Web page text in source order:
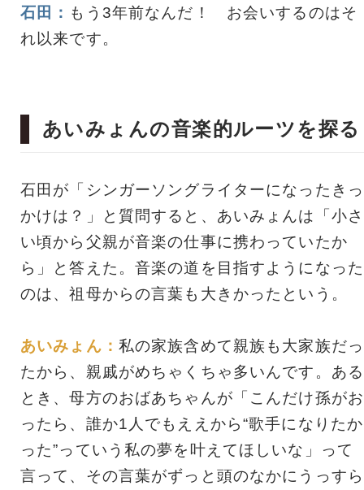
石田： もう3年前なんだ！ お会いするのはそ
れ以来です。
あいみょんの音楽的ルーツを探る
石田が「シンガーソングライターになったきっ
かけは？」と質問すると、あいみょんは「小さ
い頃から父親が音楽の仕事に携わっていたか
ら」と答えた。音楽の道を目指すようになった
のは、祖母からの言葉も大きかったという。
あいみょん： 私の家族含めて親族も大家族だっ
たから、親戚がめちゃくちゃ多いんです。ある
とき、母方のおばあちゃんが「こんだけ孫がお
ったら、誰か1人でもええから“歌手になりたか
った”っていう私の夢を叶えてほしいな」って
言って、その言葉がずっと頭のなかにうっすら